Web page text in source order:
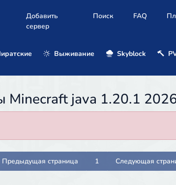
Добавить
сервер
Поиск FAQ
Выживание Skyblock
java 1.20.1
Предыдущая страница 1 Следующая